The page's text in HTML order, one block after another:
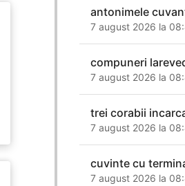
antonimele
7 august 2026 la
compuneri
7 august 2026 la
trei corabii
7 august 2026 la
cuvinte cu
7 august 2026 la